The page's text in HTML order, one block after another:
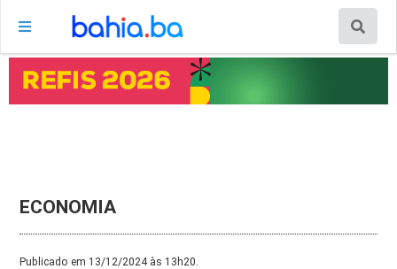
ECONOMIA
Publicado em 13/12/2024 às 13h20.